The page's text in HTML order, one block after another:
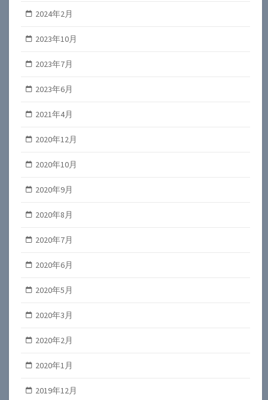
2024年2月
2023年10月
2023年7月
2023年6月
2021年4月
2020年12月
2020年10月
2020年9月
2020年8月
2020年7月
2020年6月
2020年5月
2020年3月
2020年2月
2020年1月
2019年12月